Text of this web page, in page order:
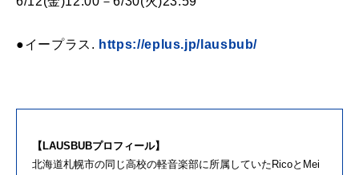
●イープラス. https://eplus.jp/lausbub/
【LAUSBUBプロフィール】
北海道札幌市の同じ高校の軽音楽部に所属していたRicoとMei